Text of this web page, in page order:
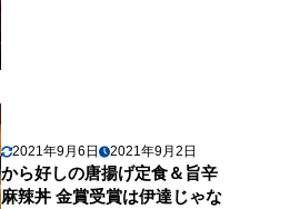
2021年9月6日 2021年9月2日
から好しの唐揚げ定食＆旨辛
麻辣丼 金賞受賞は伊達じゃな